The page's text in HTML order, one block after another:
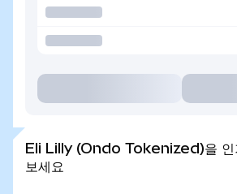
Eli Lilly (Ondo Tokenized)을 인
보세요